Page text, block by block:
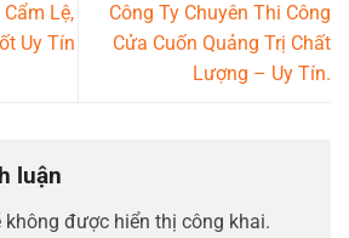
Lệ,
Uy Tín
Công Ty Chuyên Thi Công
Cửa Cuốn Quảng Trị Chất
Lượng – Uy Tín.
luận
không được hiển thị công khai.